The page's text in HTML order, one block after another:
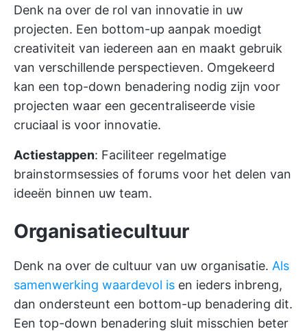
Denk na over de rol van innovatie in uw
projecten. Een bottom-up aanpak moedigt
creativiteit van iedereen aan en maakt gebruik
van verschillende perspectieven. Omgekeerd
kan een top-down benadering nodig zijn voor
projecten waar een gecentraliseerde visie
cruciaal is voor innovatie.
Actiestappen: Faciliteer regelmatige
brainstormsessies of forums voor het delen van
ideeën binnen uw team.
Organisatiecultuur
Denk na over de cultuur van uw organisatie. Als
samenwerking waardevol is en ieders inbreng,
dan ondersteunt een bottom-up benadering dit.
Een top-down benadering sluit misschien beter